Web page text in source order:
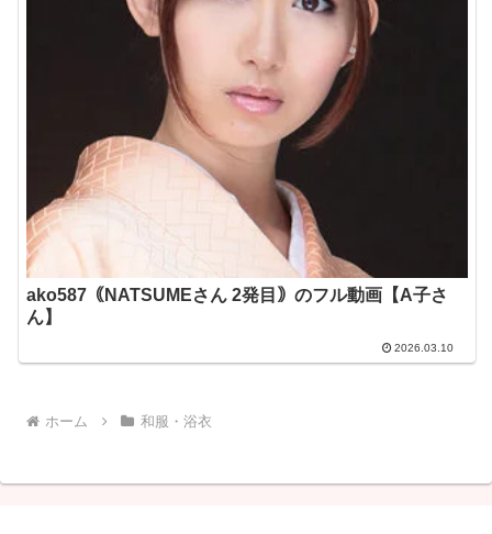
ako587｟NATSUMEさん 2発目｠のフル動画【A子さ
ん】
2026.03.10
ホーム 和服・浴衣